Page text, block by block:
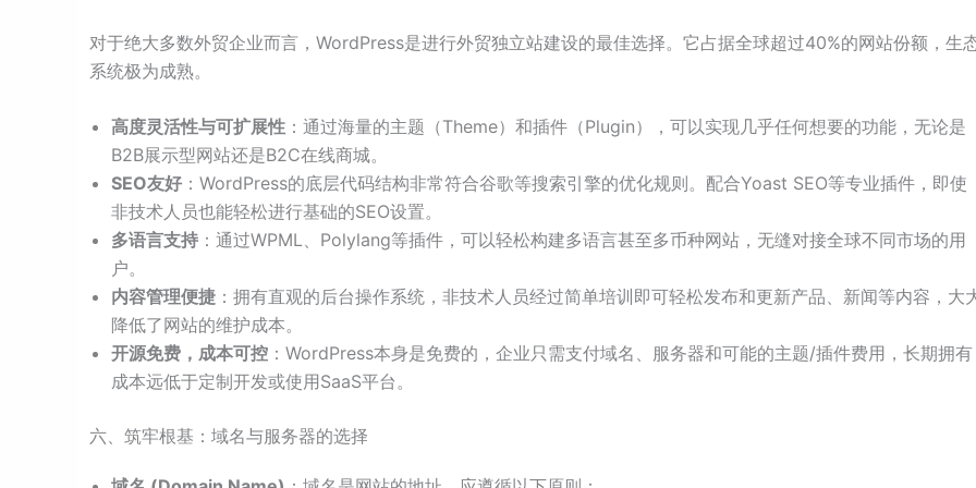
对于绝大多数外贸企业而言，WordPress是进行外贸独立站建设的最佳选择。它占据全球超过40%的网站份额，生
系统极为成熟。
高度灵活性与可扩展性 ：通过海量的主题（Theme）和插件（Plugin），可以实现几乎任何想要的功能，无论是
B2B展示型网站还是B2C在线商城。
SEO友好 ：WordPress的底层代码结构非常符合谷歌等搜索引擎的优化规则。配合Yoast SEO等专业插件，即使
非技术人员也能轻松进行基础的SEO设置。
多语言支持 ：通过WPML、Polylang等插件，可以轻松构建多语言甚至多币种网站，无缝对接全球不同市场的用
户。
内容管理便捷 ：拥有直观的后台操作系统，非技术人员经过简单培训即可轻松发布和更新产品、新闻等内容，大
降低了网站的维护成本。
开源免费，成本可控 ：WordPress本身是免费的，企业只需支付域名、服务器和可能的主题/插件费用，长期拥有
成本远低于定制开发或使用SaaS平台。
六、筑牢根基：域名与服务器的选择